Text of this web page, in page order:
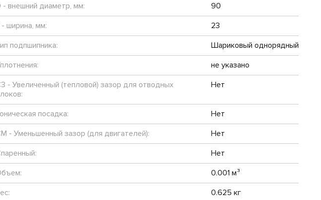
- внешний диаметр, мм:
90
- ширина, мм:
23
подпшипника:
Шариковый однорядный
не указано
- Увеличенный (тепловой) зазор для отводных
Нет
посадка:
Нет
- Уменьшенный зазор (для двигателей):
Нет
Нет
0.001 м³
0.625 кг